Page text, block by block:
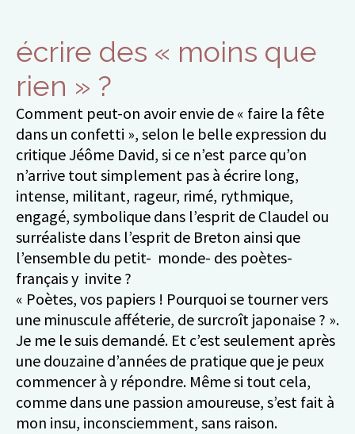
écrire des « moins que
rien » ?
Comment peut-on avoir envie de « faire la fête
dans un confetti », selon le belle expression du
critique Jéôme David, si ce n’est parce qu’on
n’arrive tout simplement pas à écrire long,
intense, militant, rageur, rimé, rythmique,
engagé, symbolique dans l’esprit de Claudel ou
surréaliste dans l’esprit de Breton ainsi que
l’ensemble du petit- monde- des poètes-
français y invite ?
« Poètes, vos papiers ! Pourquoi se tourner vers
une minuscule afféterie, de surcroît japonaise ? ».
Je me le suis demandé. Et c’est seulement après
une douzaine d’années de pratique que je peux
commencer à y répondre. Même si tout cela,
comme dans une passion amoureuse, s’est fait à
mon insu, inconsciemment, sans raison.